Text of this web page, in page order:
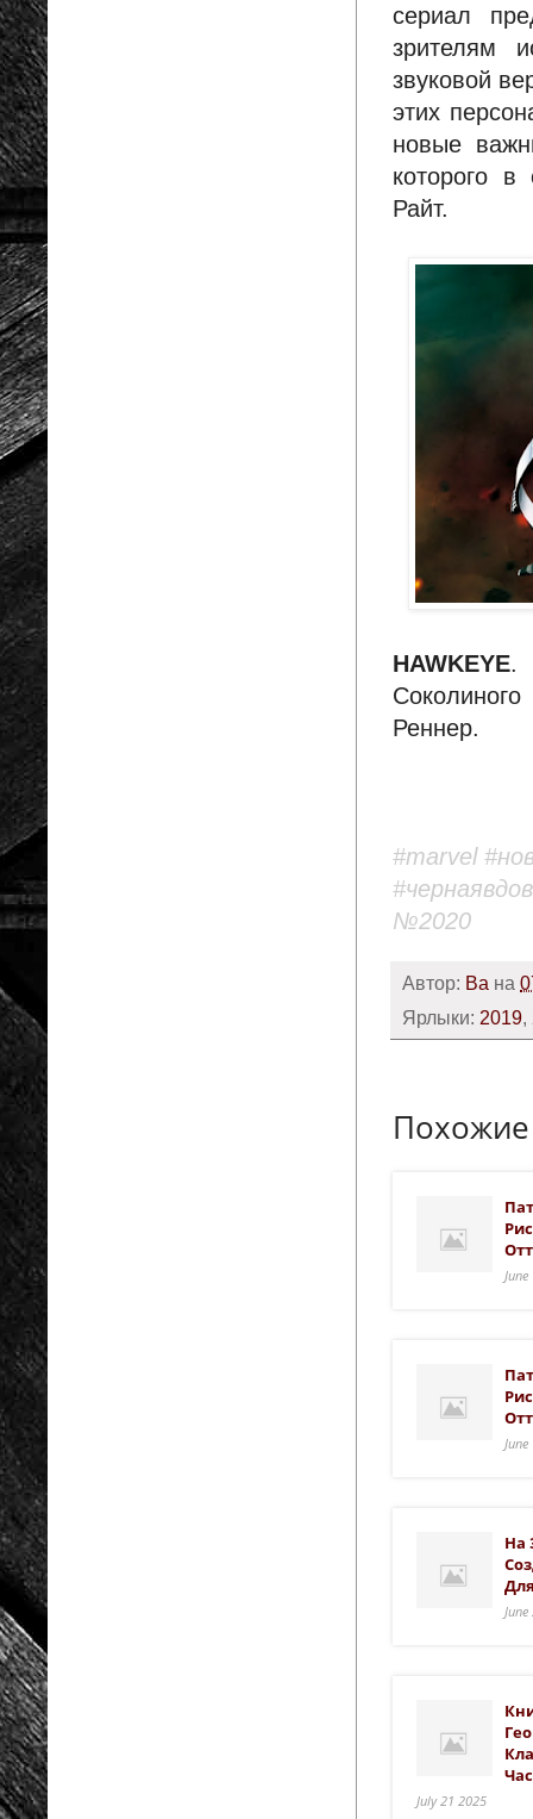
сериал
зрителям
звуковой
этих
новые
которого в
Райт.
HAWKEYE.
Реннер.
#marvel
№2020
Автор: Ba на
Ярлыки: 2019,
На
July 21 2025